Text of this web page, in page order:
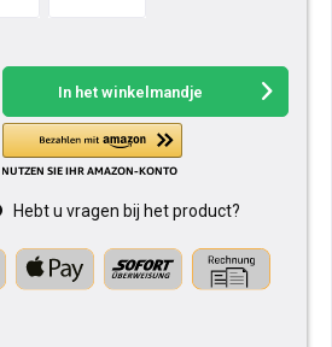
In het winkelmandje
Hebt u vragen bij het product?